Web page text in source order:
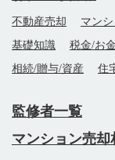
不動産売却 マン
基礎知識
税金/お金
相続/贈与/資産
住
監修者一覧
マンション売却